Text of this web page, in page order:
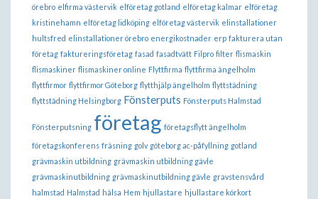
örebro elfirma västervik elföretag gotland elföretag kalmar elföretag
kristinehamn elföretag lidköping elföretag västervik elinstallationer
hultsfred elinstallationer örebro energikostnader erp fakturera utan
företag faktureringsföretag fasad fasadtvätt Filpro filter flismaskin
flismaskiner flismaskiner online Flyttfirma flyttfirma ängelholm
flyttfirmor flyttfirmor Göteborg flytthjälp ängelholm flyttstädning
flyttstädning Helsingborg Fönsterputs Fönsterputs Halmstad
Fönsterputsning företag företagsflytt ängelholm
företagskonferens fräsning golv göteborg ac-påfyllning gotland
grävmaskin utbildning grävmaskin utbildning gävle
grävmaskinutbildning grävmaskinutbildning gävle gravstensvård
halmstad Halmstad hälsa Hem hjullastare hjullastare körkort